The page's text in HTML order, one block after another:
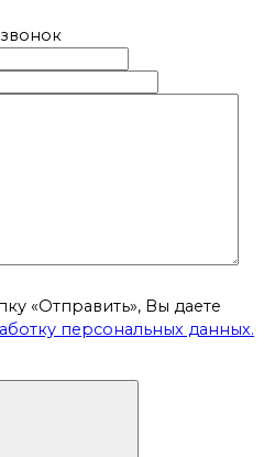
«Отправить», Вы даете
персональных данных.